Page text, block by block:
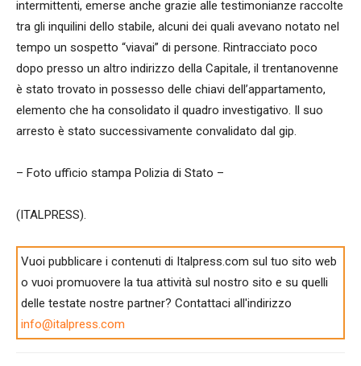
intermittenti, emerse anche grazie alle testimonianze raccolte
tra gli inquilini dello stabile, alcuni dei quali avevano notato nel
tempo un sospetto “viavai” di persone. Rintracciato poco
dopo presso un altro indirizzo della Capitale, il trentanovenne
è stato trovato in possesso delle chiavi dell’appartamento,
elemento che ha consolidato il quadro investigativo. Il suo
arresto è stato successivamente convalidato dal gip.
– Foto ufficio stampa Polizia di Stato –
(ITALPRESS).
Vuoi pubblicare i contenuti di Italpress.com sul tuo sito web
o vuoi promuovere la tua attività sul nostro sito e su quelli
delle testate nostre partner? Contattaci all'indirizzo
info@italpress.com